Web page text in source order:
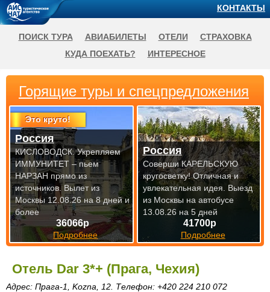
Отель Dar 3*+ (Прага, Чехия)
Адрес: Прага-1, Kozna, 12. Телефон: +420 224 210 072
Горящие туры и спецпредложения
Это круто!
36066р
Подробнее
Россия
КИСЛОВОДСК. Укрепляем
ИММУНИТЕТ – пьем
НАРЗАН прямо из
источников.Вылет из
Москвы 12.08.26 на 8 дней и
более
41700р
Подробнее
Россия
Соверши КАРЕЛЬСКУЮ
кругосветку! Отличная и
увлекательная идея. Выезд
из Москвы на автобусе
13.08.26 на 5 дней
КОНТАКТЫ
ПОИСК ТУРА АВИАБИЛЕТЫ ОТЕЛИ
СТРАХОВКА
КУДА ПОЕХАТЬ?
ИНТЕРЕСНОЕ